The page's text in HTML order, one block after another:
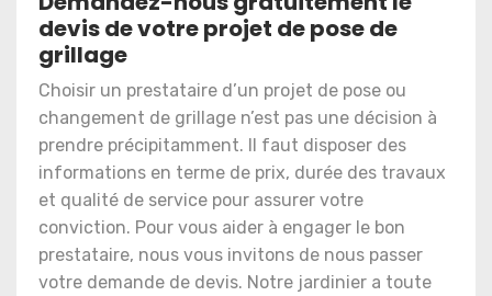
devis de votre projet de pose de
grillage
Choisir un prestataire d’un projet de pose ou
changement de grillage n’est pas une décision à
prendre précipitamment. Il faut disposer des
informations en terme de prix, durée des travaux
et qualité de service pour assurer votre
conviction. Pour vous aider à engager le bon
prestataire, nous vous invitons de nous passer
votre demande de devis. Notre jardinier a toute